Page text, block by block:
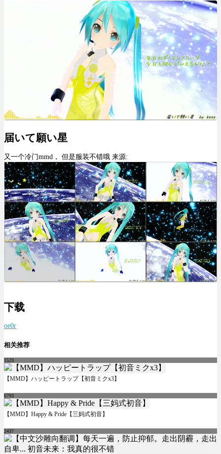
届いて願い星
又一个冷门mmd， 但是服装不错哦 来源:
下载
oe0r
相关推荐
1523
【MMD】ハッピートラップ【初音ミクx3】
6793
【MMD】Happy & Pride【三妈式初音】
2437